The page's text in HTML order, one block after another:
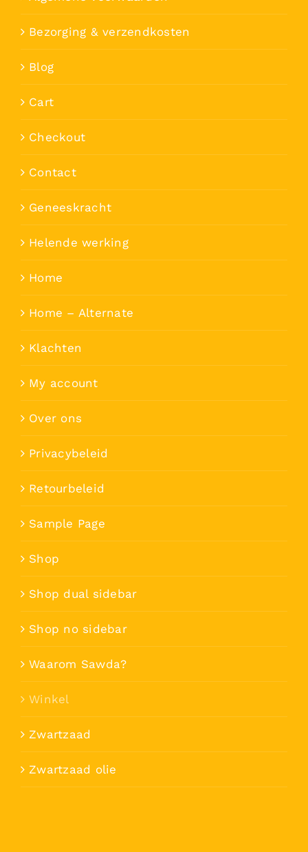
Bezorging & verzendkosten
Blog
Cart
Checkout
Contact
Geneeskracht
Helende werking
Home
Home – Alternate
Klachten
My account
Over ons
Privacybeleid
Retourbeleid
Sample Page
Shop
Shop dual sidebar
Shop no sidebar
Waarom Sawda?
Winkel
Zwartzaad
Zwartzaad olie